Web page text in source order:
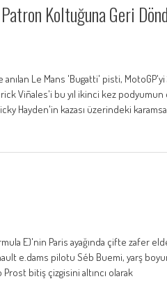
Koltuğuna Geri
Le Mans 'Bugatti' pisti, MotoGP'yi
Viñales'i bu yıl ikinci kez
Hayden'in kazası üzerindeki
E)'nin Paris ayağında çifte zafer
e.dams pilotu Séb Buemi, yarş
bitiş çizgisini altıncı olarak